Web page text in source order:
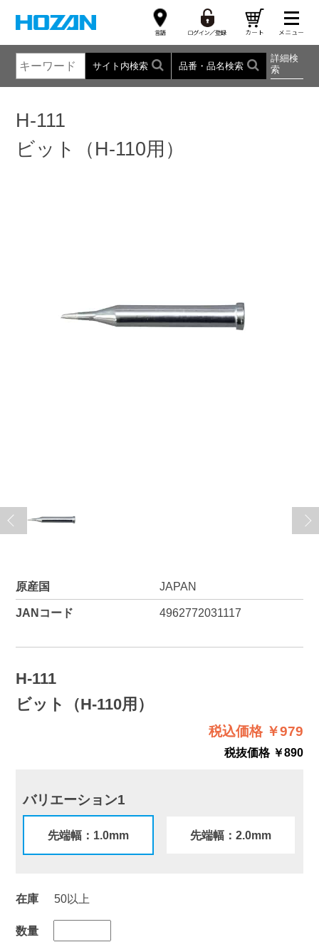
サイト内検索 品番・品名検索
詳細検
索
H-111
ビット（H-110用）
原産国 JAPAN
JANコード 4962772031117
H-111
ビット（H-110用）
税込価格 ￥979
税抜価格 ￥890
バリエーション1
先端幅：1.0mm 先端幅：2.0mm
在庫 50以上
数量